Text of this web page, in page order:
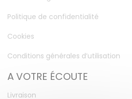
Politique de confidentialité
Cookies
Conditions générales d’utilisation
A VOTRE ÉCOUTE
Livraison